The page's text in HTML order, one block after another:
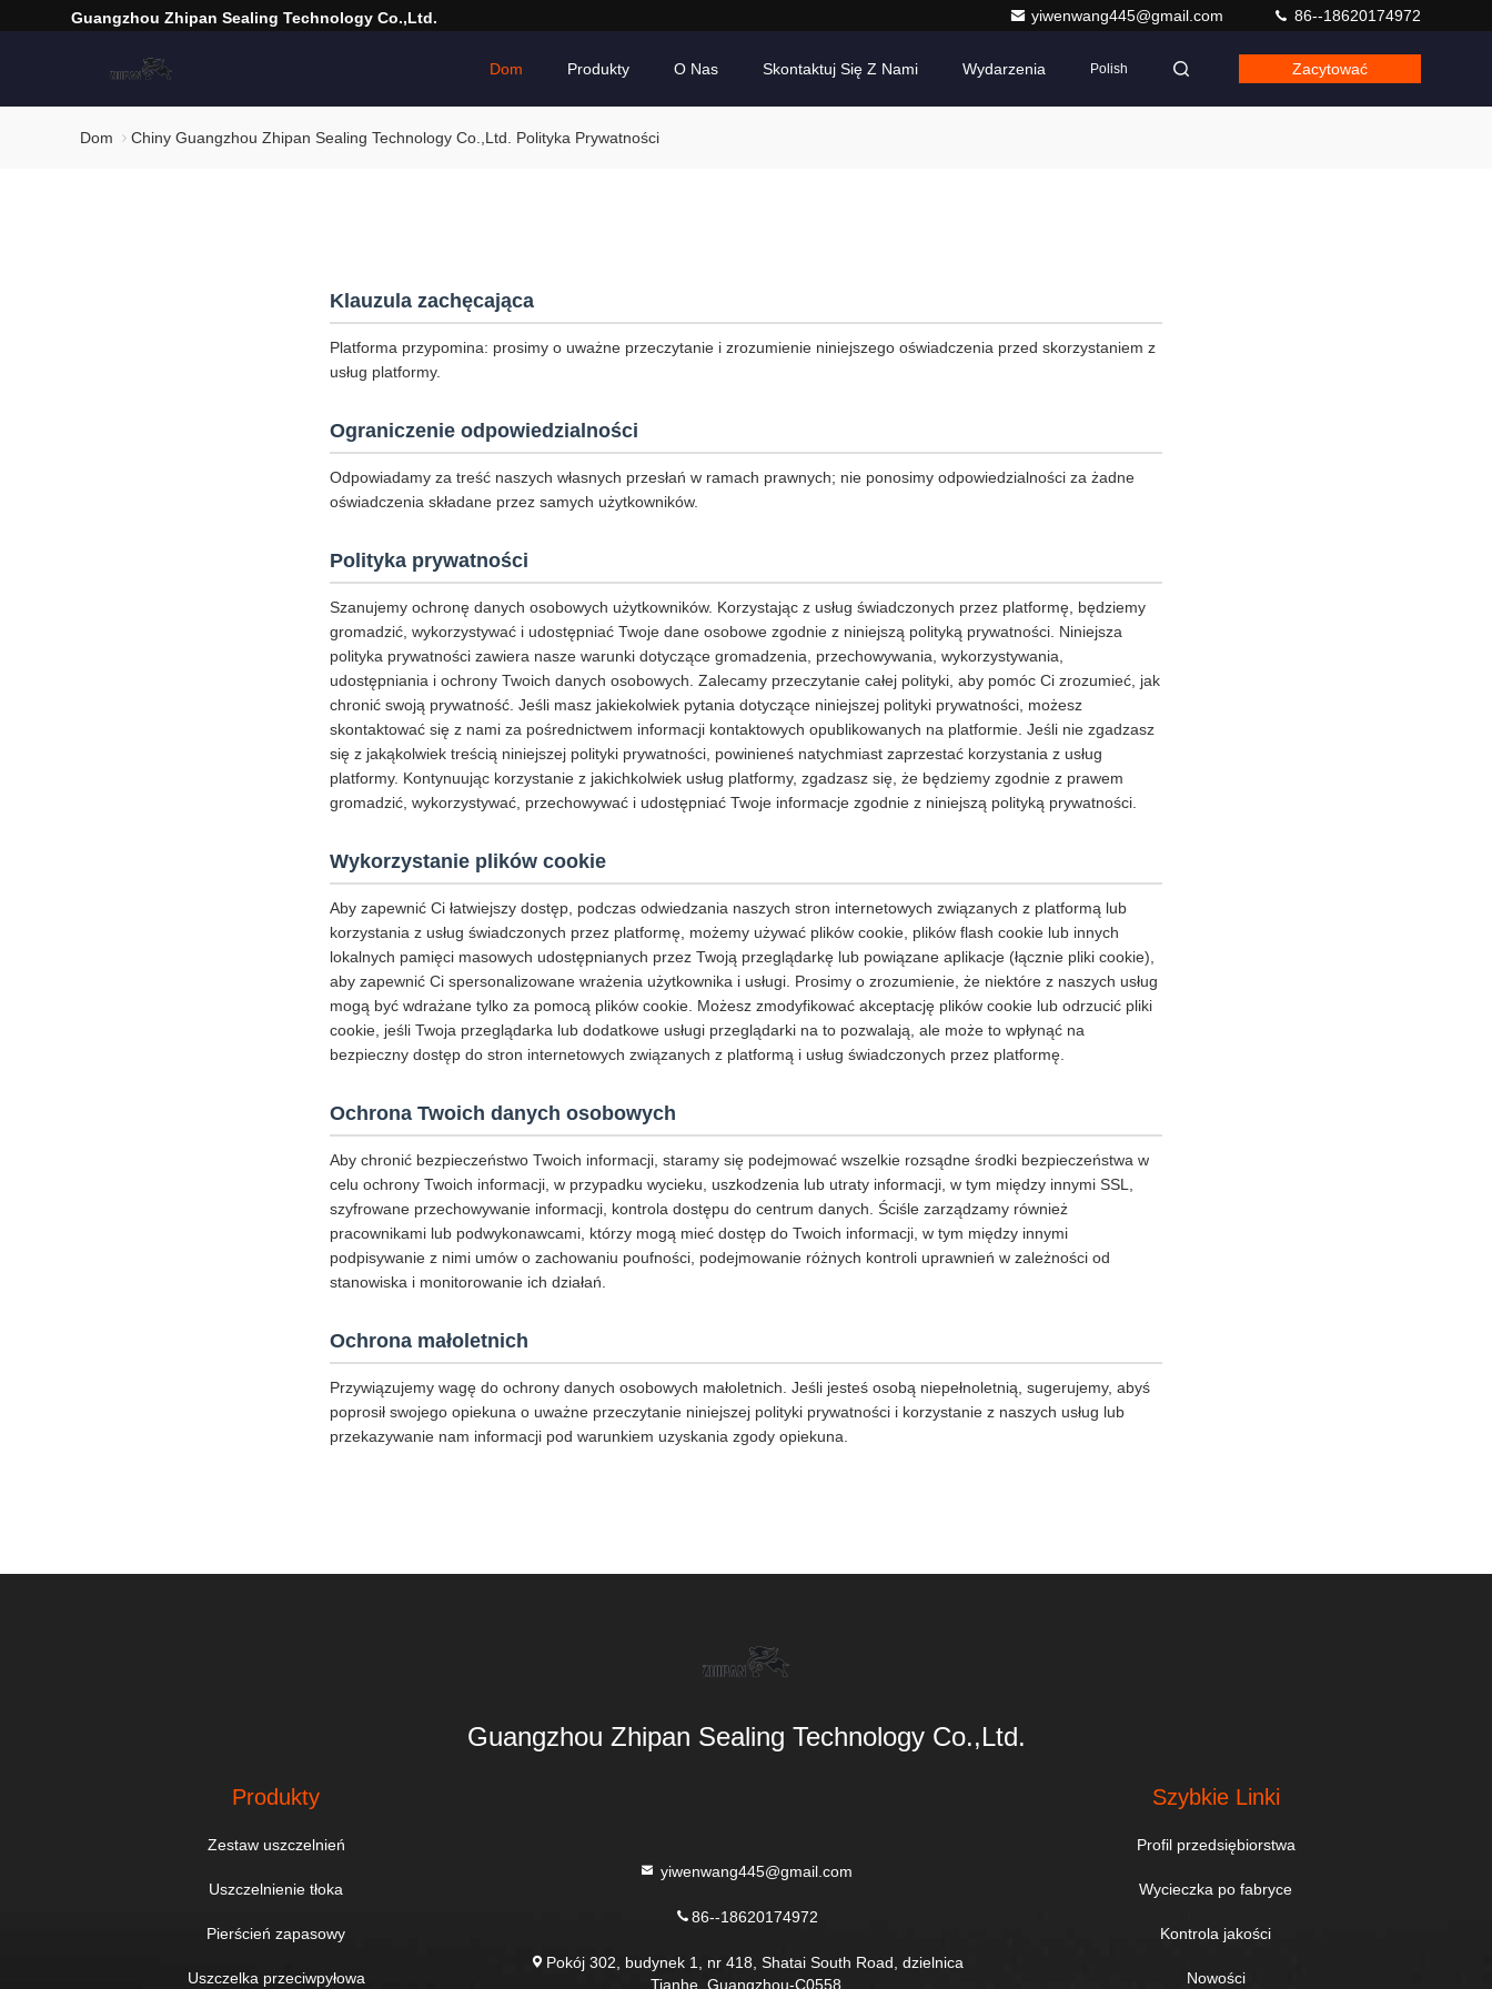
Guangzhou Zhipan Sealing Technology Co.,Ltd. yiwenwang445@gmail.com 86--18620174972
Dom Produkty O Nas Skontaktuj Się Z Nami Wydarzenia Polish Zacytować
Dom Chiny Guangzhou Zhipan Sealing Technology Co.,Ltd. Polityka Prywatności
Klauzula zachęcająca
Platforma przypomina: prosimy o uważne przeczytanie i zrozumienie niniejszego oświadczenia przed skorzystaniem z
usług platformy.
Ograniczenie odpowiedzialności
Odpowiadamy za treść naszych własnych przesłań w ramach prawnych; nie ponosimy odpowiedzialności za żadne
oświadczenia składane przez samych użytkowników.
Polityka prywatności
Szanujemy ochronę danych osobowych użytkowników. Korzystając z usług świadczonych przez platformę, będziemy
gromadzić, wykorzystywać i udostępniać Twoje dane osobowe zgodnie z niniejszą polityką prywatności. Niniejsza
polityka prywatności zawiera nasze warunki dotyczące gromadzenia, przechowywania, wykorzystywania,
udostępniania i ochrony Twoich danych osobowych. Zalecamy przeczytanie całej polityki, aby pomóc Ci zrozumieć, jak
chronić swoją prywatność. Jeśli masz jakiekolwiek pytania dotyczące niniejszej polityki prywatności, możesz
skontaktować się z nami za pośrednictwem informacji kontaktowych opublikowanych na platformie. Jeśli nie zgadzasz
się z jakąkolwiek treścią niniejszej polityki prywatności, powinieneś natychmiast zaprzestać korzystania z usług
platformy. Kontynuując korzystanie z jakichkolwiek usług platformy, zgadzasz się, że będziemy zgodnie z prawem
gromadzić, wykorzystywać, przechowywać i udostępniać Twoje informacje zgodnie z niniejszą polityką prywatności.
Wykorzystanie plików cookie
Aby zapewnić Ci łatwiejszy dostęp, podczas odwiedzania naszych stron internetowych związanych z platformą lub
korzystania z usług świadczonych przez platformę, możemy używać plików cookie, plików flash cookie lub innych
lokalnych pamięci masowych udostępnianych przez Twoją przeglądarkę lub powiązane aplikacje (łącznie pliki cookie),
aby zapewnić Ci spersonalizowane wrażenia użytkownika i usługi. Prosimy o zrozumienie, że niektóre z naszych usług
mogą być wdrażane tylko za pomocą plików cookie. Możesz zmodyfikować akceptację plików cookie lub odrzucić pliki
cookie, jeśli Twoja przeglądarka lub dodatkowe usługi przeglądarki na to pozwalają, ale może to wpłynąć na
bezpieczny dostęp do stron internetowych związanych z platformą i usług świadczonych przez platformę.
Ochrona Twoich danych osobowych
Aby chronić bezpieczeństwo Twoich informacji, staramy się podejmować wszelkie rozsądne środki bezpieczeństwa w
celu ochrony Twoich informacji, w przypadku wycieku, uszkodzenia lub utraty informacji, w tym między innymi SSL,
szyfrowane przechowywanie informacji, kontrola dostępu do centrum danych. Ściśle zarządzamy również
pracownikami lub podwykonawcami, którzy mogą mieć dostęp do Twoich informacji, w tym między innymi
podpisywanie z nimi umów o zachowaniu poufności, podejmowanie różnych kontroli uprawnień w zależności od
stanowiska i monitorowanie ich działań.
Ochrona małoletnich
Przywiązujemy wagę do ochrony danych osobowych małoletnich. Jeśli jesteś osobą niepełnoletnią, sugerujemy, abyś
poprosił swojego opiekuna o uważne przeczytanie niniejszej polityki prywatności i korzystanie z naszych usług lub
przekazywanie nam informacji pod warunkiem uzyskania zgody opiekuna.
Guangzhou Zhipan Sealing Technology Co.,Ltd.
Produkty
Zestaw uszczelnień
Uszczelnienie tłoka
Pierścień zapasowy
Uszczelka przeciwpyłowa
yiwenwang445@gmail.com
86--18620174972
Pokój 302, budynek 1, nr 418, Shatai South Road, dzielnica
Tianhe, Guangzhou-C0558
Szybkie Linki
Profil przedsiębiorstwa
Wycieczka po fabryce
Kontrola jakości
Nowości